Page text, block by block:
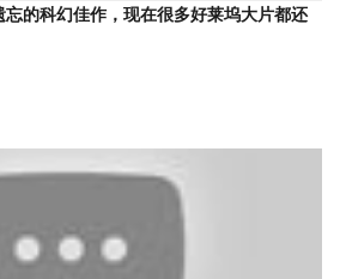
忘的科幻佳作，现在很多好莱坞大片都还